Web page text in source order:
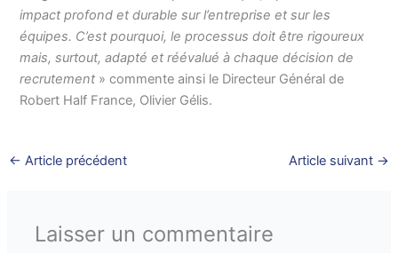
impact profond et durable sur l’entreprise et sur les
équipes. C’est pourquoi, le processus doit être rigoureux
mais, surtout, adapté et réévalué à chaque décision de
recrutement » commente ainsi le Directeur Général de
Robert Half France, Olivier Gélis.
← Article précédent Article suivant →
Laisser un commentaire